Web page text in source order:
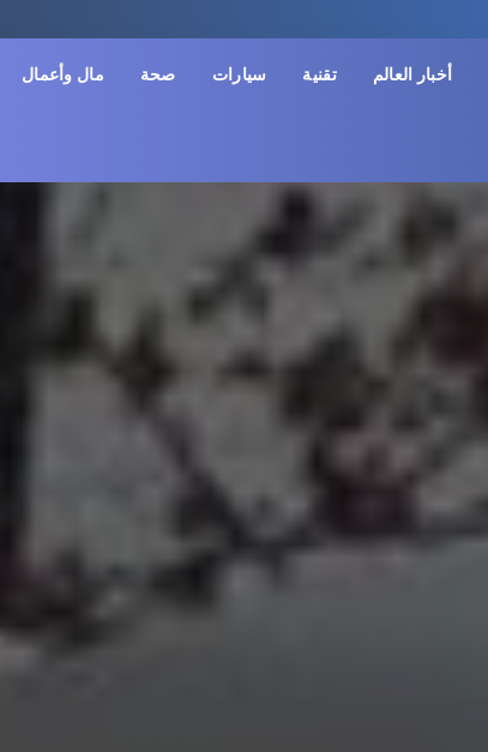
أخبار العالم تقنية سيارات صحة مال وأعمال